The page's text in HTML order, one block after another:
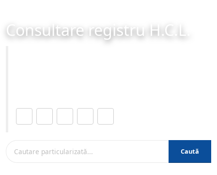
Consultare registru H.C.L.
Caută